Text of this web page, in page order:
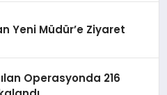
Yeni Müdür’e Ziyaret
Operasyonda 216